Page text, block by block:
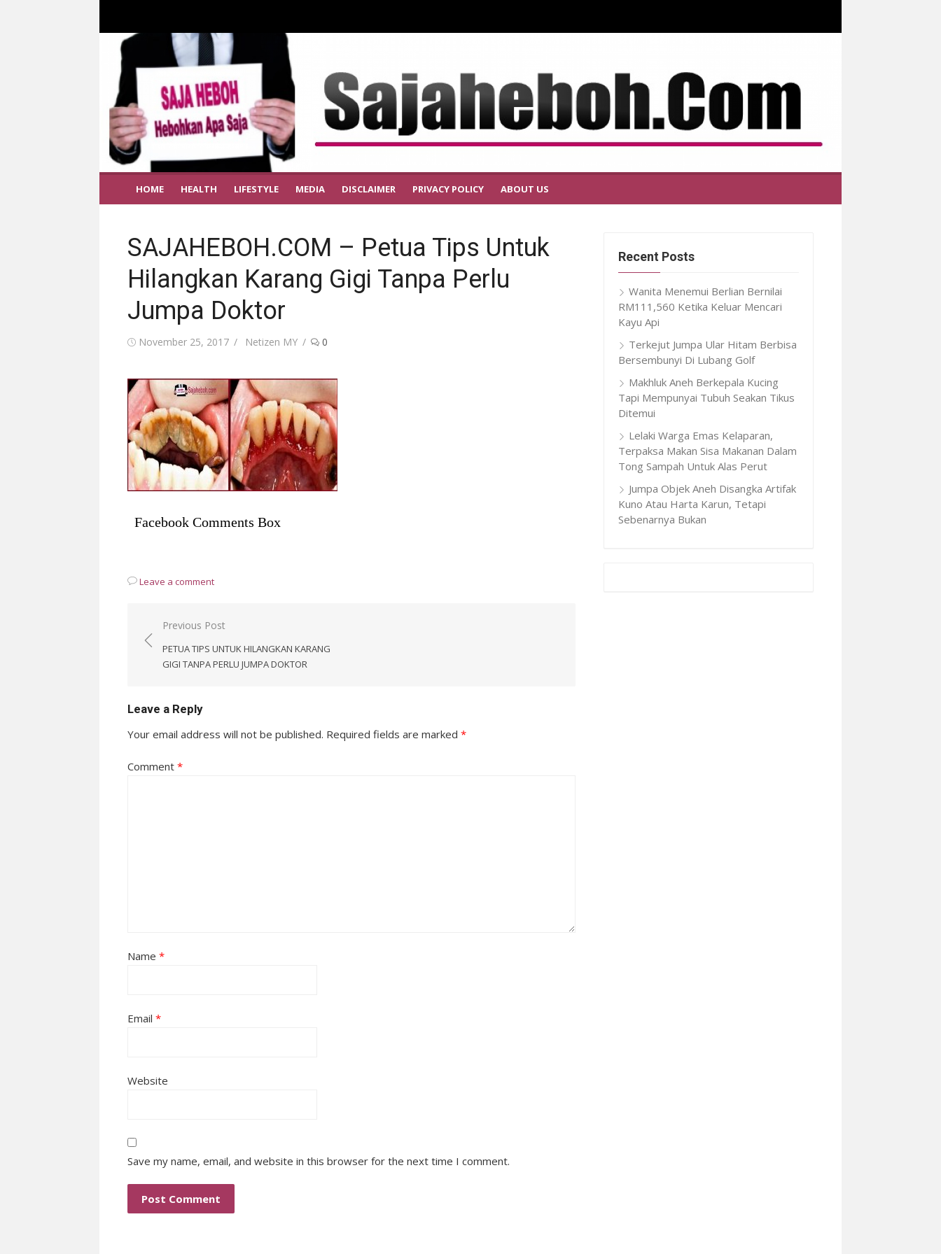
HOME HEALTH LIFESTYLE MEDIA DISCLAIMER PRIVACY POLICY ABOUT US
SAJAHEBOH.COM – Petua Tips Untuk
Hilangkan Karang Gigi Tanpa Perlu
Jumpa Doktor
Posted
November 25, 2017 Author
Netizen MY 0
Facebook Comments Box
Leave a comment
Post
navigation
Previous Post
PETUA TIPS UNTUK HILANGKAN KARANG
GIGI TANPA PERLU JUMPA DOKTOR
Leave a Reply
Your email address will not be published. Required fields are marked *
Comment *
Name *
Email *
Website
Save my name, email, and website in this browser for the next time I comment.
Recent Posts
Wanita Menemui Berlian Bernilai
RM111,560 Ketika Keluar Mencari
Kayu Api
Terkejut Jumpa Ular Hitam Berbisa
Bersembunyi Di Lubang Golf
Makhluk Aneh Berkepala Kucing
Tapi Mempunyai Tubuh Seakan Tikus
Ditemui
Lelaki Warga Emas Kelaparan,
Terpaksa Makan Sisa Makanan Dalam
Tong Sampah Untuk Alas Perut
Jumpa Objek Aneh Disangka Artifak
Kuno Atau Harta Karun, Tetapi
Sebenarnya Bukan